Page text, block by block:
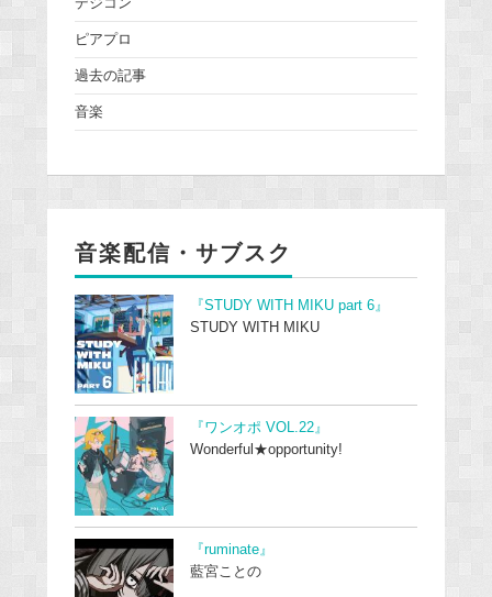
デジコン
ピアプロ
過去の記事
音楽
音楽配信・サブスク
『STUDY WITH MIKU part 6』
STUDY WITH MIKU
『ワンオポ VOL.22』
Wonderful★opportunity!
『ruminate』
藍宮ことの